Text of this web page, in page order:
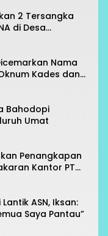
2 Tersangka
di Desa
Nama
Kades dan
Bahodopi
Umat
Penangkapan
Kantor PT
ASN, Iksan:
Saya Pantau”